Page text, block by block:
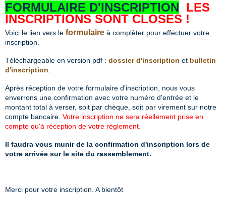
FORMULAIRE D'INSCRIPTION LES
INSCRIPTIONS SONT CLOSES !
Voici le lien vers le formulaire à complèter pour effectuer votre
inscription.
Téléchargeable en version pdf : dossier d'inscription et bulletin
d'inscription
Après réception de votre formulaire d'inscription, nous vous
enverrons une confirmation avec votre numéro d'entrée et le
montant total à verser, soit par chèque, soit par virement sur notre
compte bancaire. Votre inscription ne sera réellement prise en
compte qu'à réception de votre règlement.
Il faudra vous munir de la confirmation d'inscription lors de
votre arrivée sur le site du rassemblement.
Merci pour votre inscription. A bientôt